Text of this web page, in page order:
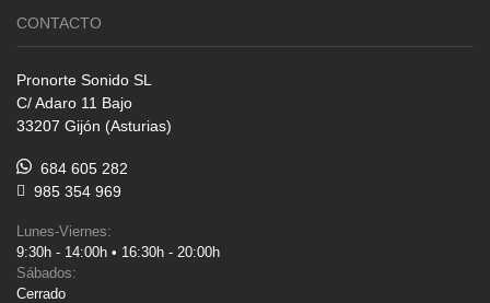
CONTACTO
Pronorte Sonido SL
C/ Adaro 11 Bajo
33207 Gijón (Asturias)
684 605 282
985 354 969
Lunes-Viernes:
9:30h - 14:00h • 16:30h - 20:00h
Sábados:
Cerrado